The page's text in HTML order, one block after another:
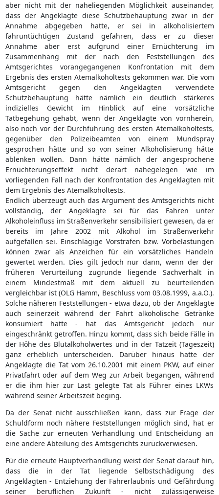
aber nicht mit der naheliegenden Möglichkeit auseinander,
dass der Angeklagte diese Schutzbehauptung zwar in der
Annahme abgegeben hatte, er sei in alkoholisiertem
fahruntüchtigen Zustand gefahren, dass er zu dieser
Annahme aber erst aufgrund einer Ernüchterung im
Zusammenhang mit der nach den Feststellungen des
Amtsgerichtes vorangegangenen Konfrontation mit dem
Ergebnis des ersten Atemalkoholtests gekommen war. Die vom
Amtsgericht gegen den Angeklagten verwendete
Schutzbehauptung hätte nämlich ein deutlich stärkeres
indizielles Gewicht im Hinblick auf eine vorsätzliche
Tatbegehung gehabt, wenn der Angeklagte von vornherein,
also noch vor der Durchführung des ersten Atemalkoholtests,
gegenüber den Polizeibeamten von einem Mundspray
gesprochen hätte und so von seiner Alkoholisierung hätte
ablenken wollen. Dann hätte nämlich der angesprochene
Ernüchterungseffekt nicht derart nahegelegen wie im
vorliegenden Fall nach der Konfrontation des Angeklagten mit
dem Ergebnis des Atemalkoholtests.
Endlich überzeugt auch das Argument des Amtsgerichts nicht
vollständig, der Angeklagte sei für das Fahren unter
Alkoholeinfluss im Straßenverkehr sensibilisiert gewesen, da er
bereits im Jahre 2002 mit Alkohol im Straßenverkehr
aufgefallen sei. Einschlägige Vorstrafen bzw. Vorbelastungen
können zwar als Anzeichen für ein vorsätzliches Handeln
gewertet werden. Dies gilt jedoch nur dann, wenn der der
früheren Verurteilung zugrunde liegende Sachverhalt in
einem Mindestmaß mit dem aktuell zu beurteilenden
vergleichbar ist (OLG Hamm, Beschluss vom 03.08.1999, a.a.O.).
Solche näheren Feststellungen - etwa dazu, ob der Angeklagte
auch seinerzeit während der Fahrt alkoholische Getränke
konsumiert hatte - hat das Amtsgericht jedoch nur
eingeschränkt getroffen. Hinzu kommt, dass sich beide Fälle in
der Höhe des Blutalkoholwertes und in der Tatzeit (Tageszeit)
ganz erheblich unterscheiden. Darüber hinaus hatte der
Angeklagte die Tat vom 26.10.2001 mit einem PKW, auf einer
Privatfahrt oder auf dem Weg zur Arbeit begangen, während
er die ihm hier zur Last gelegte Tat als Führer eines LKWs
während seiner Arbeitszeit beging.
Da der Senat nicht ausschließen kann, dass zur Frage der
Schuldform noch nähere Feststellungen möglich sind, hat er
die Sache zur erneuten Verhandlung und Entscheidung an
eine andere Abteilung des Amtsgerichts zurückverwiesen.
Für die erneute Hauptverhandlung weist der Senat darauf hin,
dass die in der Tat liegende Selbstschädigung des
Angeklagten - Entziehung der Fahrerlaubnis und Gefährdung
seiner beruflichen Zukunft - nicht zulässigerweise